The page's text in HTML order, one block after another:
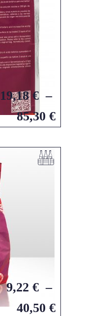
19,18€ –
85,30 €
9,22 € –
40,50 €